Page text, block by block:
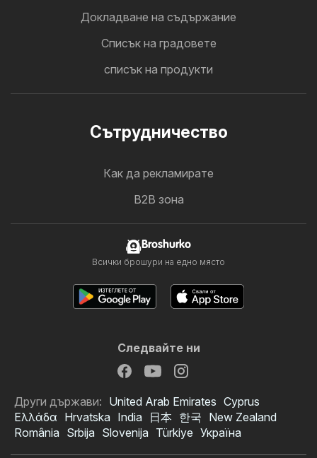
Докладване на съдържание
Cписък на градовете
списък на продукти
Cътрудничество
Как да рекламирате
B2B зона
Broshurko
Всички брошури на едно място
Следвайте ни
Други държави: United Arab Emirates Cyprus
Ελλάδα Hrvatska India 日本 한국 New Zealand
România Srbija Slovenija Türkiye Україна